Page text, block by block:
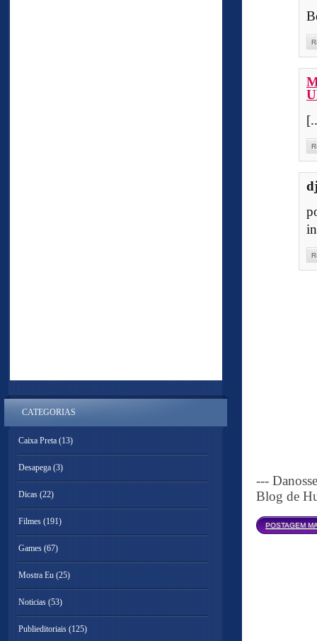
---
Blog de
POSTAGEM
CATEGORIAS
Caixa Preta (13)
Desapega (3)
Dicas (22)
Filmes (191)
Games (67)
Mostra Eu (25)
Noticias (53)
Publieditoriais (125)